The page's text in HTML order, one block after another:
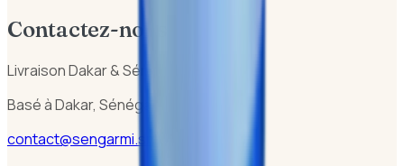
Contactez-nous
Livraison Dakar & Sénégal
Basé à Dakar, Sénégal
contact@sengarmi.sn